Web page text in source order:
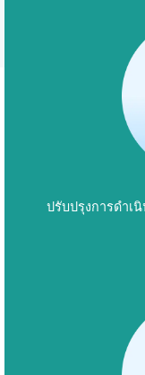
ปรับปรุงการดำเ